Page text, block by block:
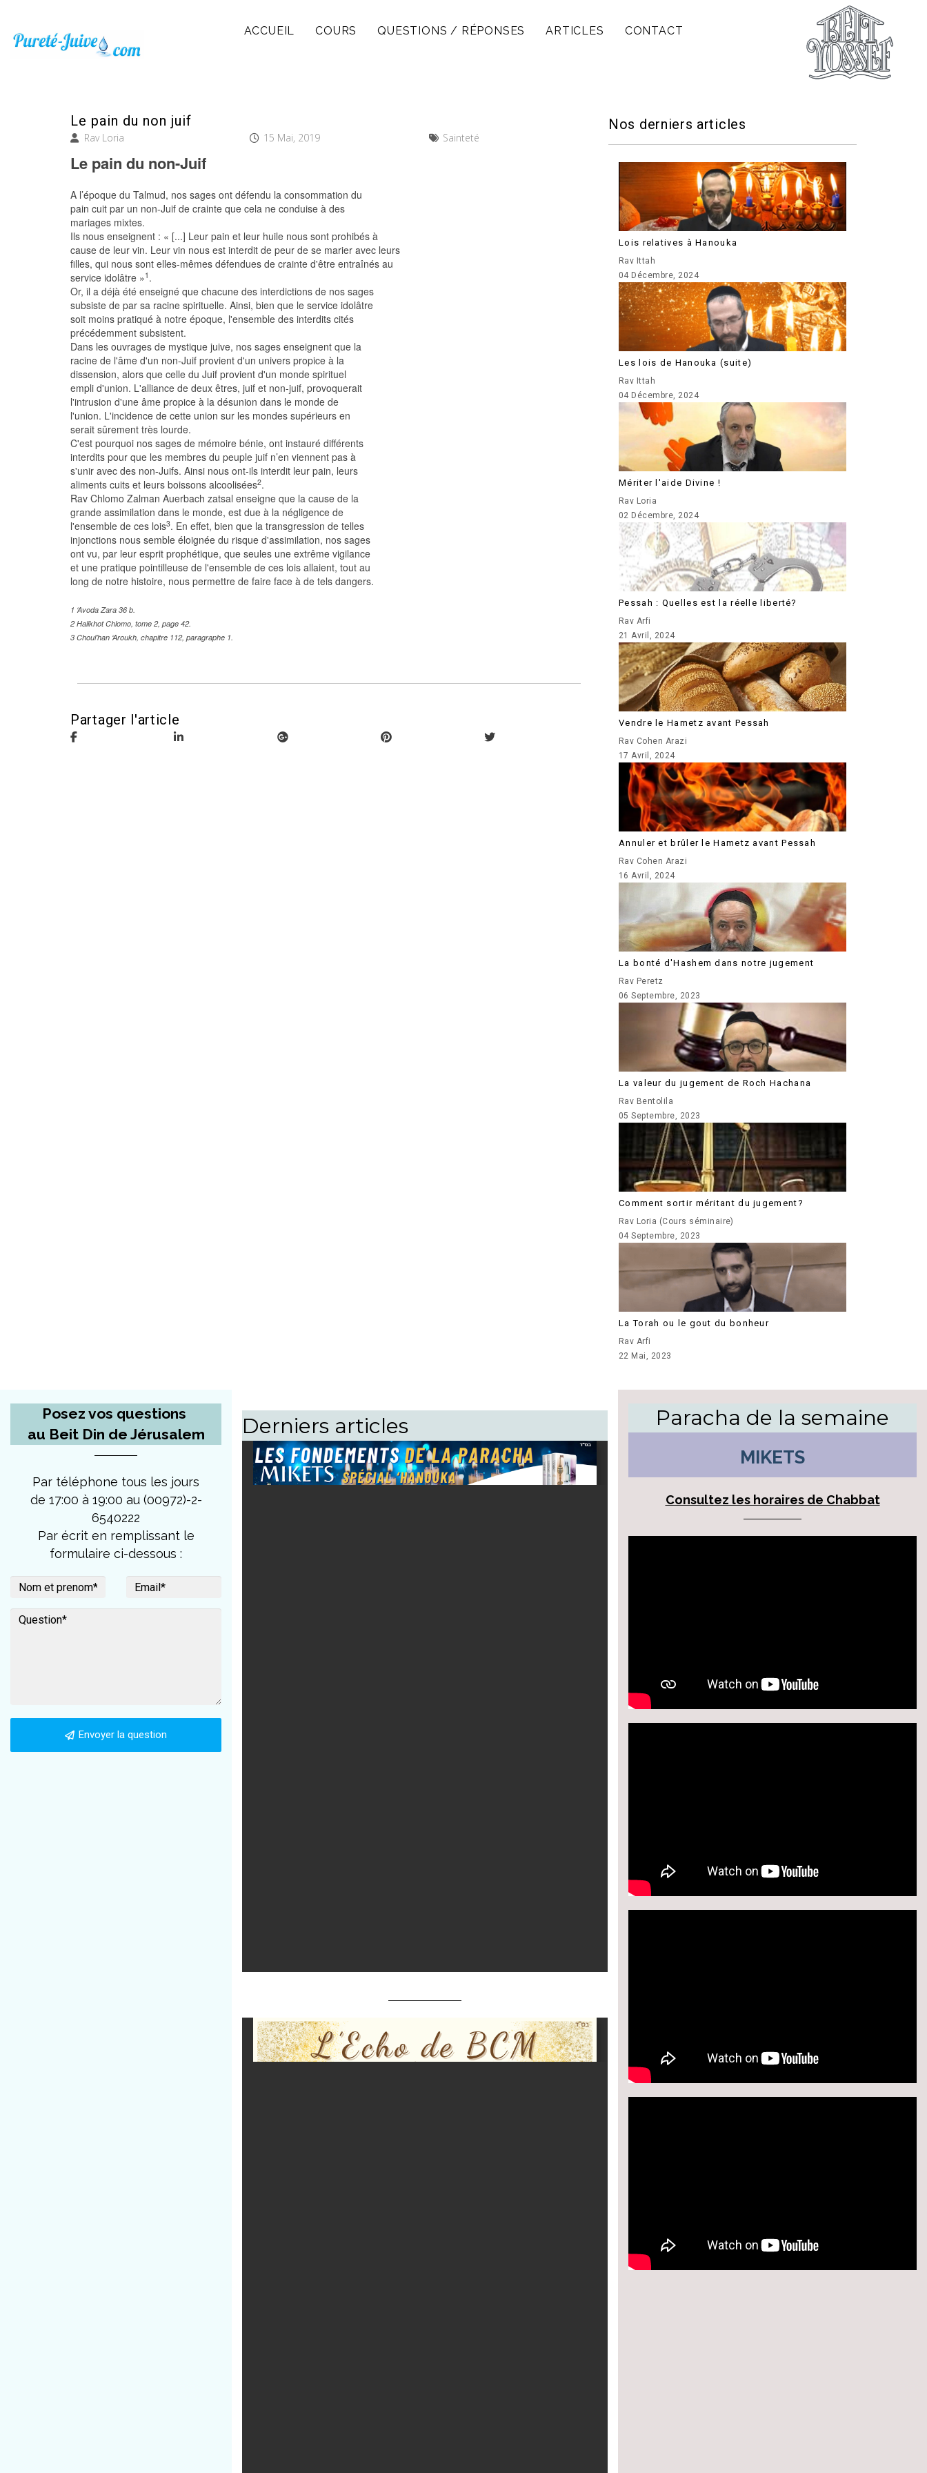
ACCUEIL COURS QUESTIONS / RÉPONSES ARTICLES CONTACT
Le pain du non juif
Rav Loria 15 Mai, 2019 Sainteté
Le pain du non-Juif
A l’époque du Talmud, nos sages ont défendu la consommation du
pain cuit par un non-Juif de crainte que cela ne conduise à des
mariages mixtes.
Ils nous enseignent : « [...] Leur pain et leur huile nous sont prohibés à
cause de leur vin. Leur vin nous est interdit de peur de se marier avec leurs
filles, qui nous sont elles-mêmes défendues de crainte d'être entraînés au
service idolâtre »1 .
Or, il a déjà été enseigné que chacune des interdictions de nos sages
subsiste de par sa racine spirituelle. Ainsi, bien que le service idolâtre
soit moins pratiqué à notre époque, l'ensemble des interdits cités
précédemment subsistent.
Dans les ouvrages de mystique juive, nos sages enseignent que la
racine de l'âme d'un non-Juif provient d'un univers propice à la
dissension, alors que celle du Juif provient d'un monde spirituel
empli d'union. L'alliance de deux êtres, juif et non-juif, provoquerait
l'intrusion d'une âme propice à la désunion dans le monde de
l'union. L'incidence de cette union sur les mondes supérieurs en
serait sûrement très lourde.
C'est pourquoi nos sages de mémoire bénie, ont instauré différents
interdits pour que les membres du peuple juif n’en viennent pas à
s'unir avec des non-Juifs. Ainsi nous ont-ils interdit leur pain, leurs
aliments cuits et leurs boissons alcoolisées2.
Rav Chlomo Zalman Auerbach zatsal enseigne que la cause de la
grande assimilation dans le monde, est due à la négligence de
l'ensemble de ces lois3. En effet, bien que la transgression de telles
injonctions nous semble éloignée du risque d'assimilation, nos sages
ont vu, par leur esprit prophétique, que seules une extrême vigilance
et une pratique pointilleuse de l'ensemble de ces lois allaient, tout au
long de notre histoire, nous permettre de faire face à de tels dangers.
1 ‘Avoda Zara 36 b.
2 Halikhot Chlomo, tome 2, page 42.
3 Choul’han ‘Aroukh, chapitre 112, paragraphe 1.
Partager l'article
Nos derniers articles
Lois relatives à Hanouka
Rav Ittah
04 Décembre, 2024
Les lois de Hanouka (suite)
Rav Ittah
04 Décembre, 2024
Mériter l'aide Divine !
Rav Loria
02 Décembre, 2024
Pessah : Quelles est la réelle liberté?
Rav Arfi
21 Avril, 2024
Vendre le Hametz avant Pessah
Rav Cohen Arazi
17 Avril, 2024
Annuler et brûler le Hametz avant Pessah
Rav Cohen Arazi
16 Avril, 2024
La bonté d'Hashem dans notre jugement
Rav Peretz
06 Septembre, 2023
La valeur du jugement de Roch Hachana
Rav Bentolila
05 Septembre, 2023
Comment sortir méritant du jugement?
Rav Loria (Cours séminaire)
04 Septembre, 2023
La Torah ou le gout du bonheur
Rav Arfi
22 Mai, 2023
Posez vos questions
au Beit Din de Jérusalem
Par téléphone tous les jours
de 17:00 à 19:00 au (00972)-2-
6540222
Par écrit en remplissant le
formulaire ci-dessous :
Envoyer la question
Derniers articles Paracha de la semaine
MIKETS
Consultez les horaires de Chabbat